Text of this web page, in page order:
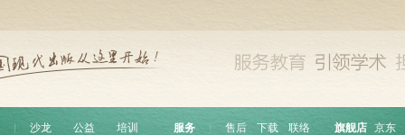
沙龙 公益
培训
服务 ︱ 售后 下载
联络
旗舰店 京东